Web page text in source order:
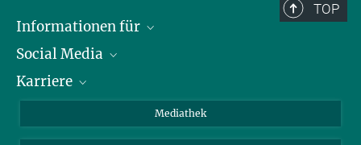
TOP
Informationen für
Journalisten
Schule
Social Media
LinkedIn
Karriere
Mediathek